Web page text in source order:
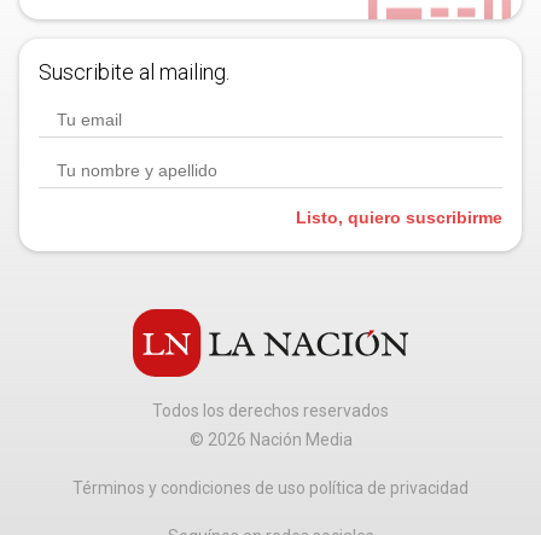
Suscribite al mailing.
Listo, quiero suscribirme
Todos los derechos reservados
© 2026 Nación Media
Términos y condiciones de uso política de privacidad